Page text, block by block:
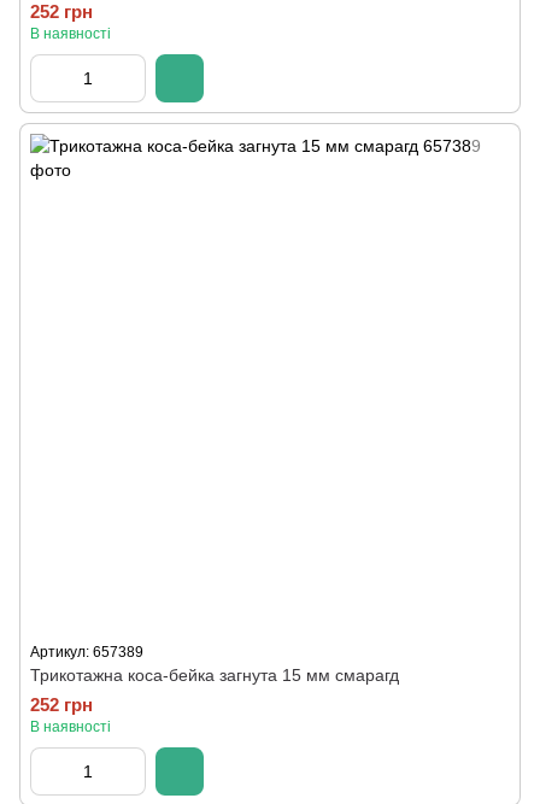
252 грн
В наявності
Артикул: 657389
Трикотажна коса-бейка загнута 15 мм смарагд
252 грн
В наявності